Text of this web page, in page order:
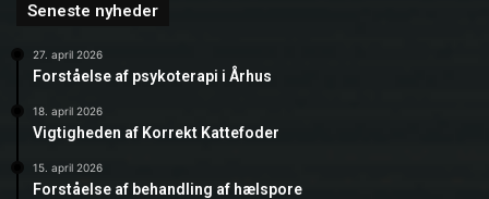
Seneste nyheder
27. april 2026
Forståelse af psykoterapi i Århus
18. april 2026
Vigtigheden af Korrekt Kattefoder
15. april 2026
Forståelse af behandling af hælspore